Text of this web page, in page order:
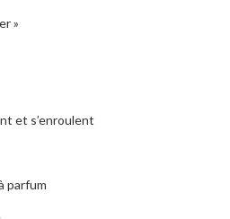
»
et s’enroulent
parfum